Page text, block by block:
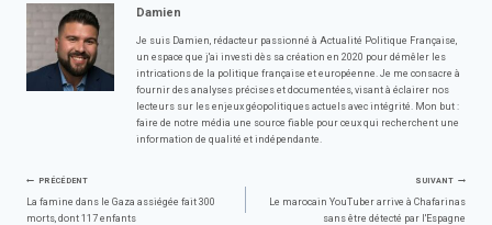
Damien
Je suis Damien, rédacteur passionné à Actualité Politique Française,
un espace que j'ai investi dès sa création en 2020 pour démêler les
intrications de la politique française et européenne. Je me consacre à
fournir des analyses précises et documentées, visant à éclairer nos
lecteurs sur les enjeux géopolitiques actuels avec intégrité. Mon but :
faire de notre média une source fiable pour ceux qui recherchent une
information de qualité et indépendante.
Navigation
PRÉCÉDENT
La famine dans le Gaza assiégée fait 300
morts, dont 117 enfants
SUIVANT
Le marocain YouTuber arrive à Chafarinas
sans être détecté par l'Espagne